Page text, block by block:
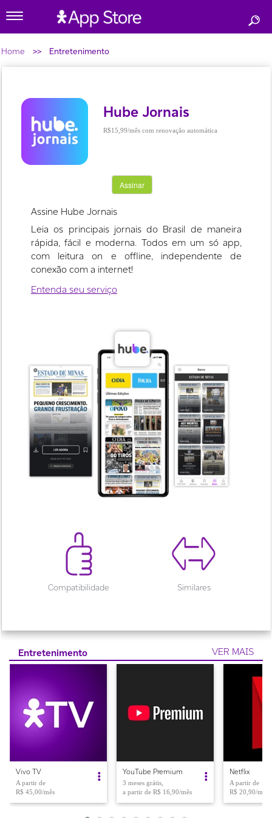
Toggle
Hube Jornais
R$15,99
Assine Hube Jornais
Leia os principais jornais do Brasil de maneira
rápida, fácil e moderna. Todos em um só app,
com leitura on e offline, independente de
conexão com a internet!
Entretenimento
Vivo TV
A partir de
R$ 45,00/mês
YouTube Premium
3 meses grátis,
a partir de R$ 16,90/mês
Netflix
A partir de
R$ 20,90/mês